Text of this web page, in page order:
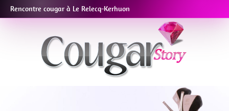
Rencontre cougar à Le Relecq-Kerhuon